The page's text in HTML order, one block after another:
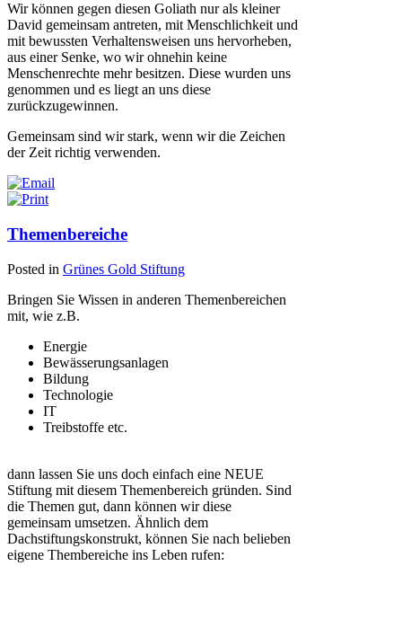
Wir können gegen diesen Goliath nur als kleiner
David gemeinsam antreten, mit Menschlichkeit und
mit bewussten Verhaltensweisen uns hervorheben,
aus einer Senke, wo wir ohnehin keine
Menschenrechte mehr besitzen. Diese wurden uns
genommen und es liegt an uns diese
zurückzugewinnen.
Gemeinsam sind wir stark, wenn wir die Zeichen
der Zeit richtig verwenden.
Themenbereiche
Posted in Grünes Gold Stiftung
Bringen Sie Wissen in anderen Themenbereichen
mit, wie z.B.
Energie
Bewässerungsanlagen
Bildung
Technologie
IT
Treibstoffe etc.
dann lassen Sie uns doch einfach eine NEUE
Stiftung mit diesem Themenbereich gründen. Sind
die Themen gut, dann können wir diese
gemeinsam umsetzen. Ähnlich dem
Dachstiftungskonstrukt, können Sie nach belieben
eigene Thembereiche ins Leben rufen: